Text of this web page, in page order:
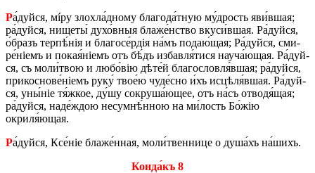
Ра́дуй­ся, мíру зло­хла́д­но­му бла­го­да́т­ную му́­дрость яви́в­шая;
ра́дуй­ся, ни­ще­ты́ ду­хо́в­ныя бла­же́н­ство вку­си́в­шая. Ра́дуй­ся,
о́бразъ тер­пѣ́нія и бла­го­се́р­дія на́мъ по­да­ю́­щая; Pа́дуй­ся, сми­
ре́ніемъ и покая́ніемъ отъ бѣ́дъ из­ба­вля́тися нау­ча́­ю­щая. Ра́дуй­
ся, съ мо­ли́­твою и лю­бо́­вію дѣ­те́й бла­го­слов­ля́вшая; ра́дуй­ся,
при­кос­но­ве́ніемъ руку́ тво­е́ю чу­де́с­но и́хъ исцѣля́вшая. Ра́дуй­
ся, уны́­ніе тя́жкое, ду́шу со­кру­ша́­ю­щее, отъ на́съ отводя́щая;
ра́дуй­ся, на­де́­ждою не­сумнѣ́н­ною на ми́­лость Бо́жію
окриля́ющая.
Ра́дуй­ся, Ксе́ніе бла­же́н­ная, мо­ли́­твен­ни­це о ду­ша́хъ на́­шихъ.
Кон­да́къ 8